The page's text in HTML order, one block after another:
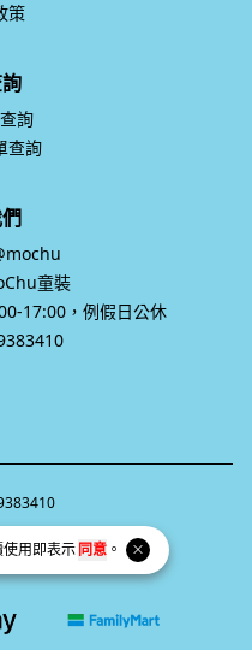
用即表示同意 。
策
詢
查詢
童裝
17:00，例假日公休
page page
Line page